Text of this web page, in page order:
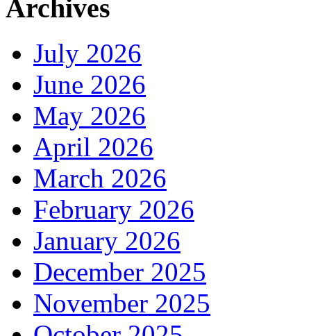
Archives
July 2026
June 2026
May 2026
April 2026
March 2026
February 2026
January 2026
December 2025
November 2025